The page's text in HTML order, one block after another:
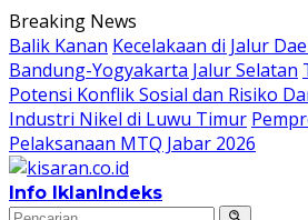
Langsung
ke
konten
Breaking News
Balik Kanan Kecelakaan di Jalur
Bandung-Yogyakarta Jalur Selatan
Potensi Konflik Sosial dan Risiko
Industri Nikel di Luwu Timur
Pelaksanaan MTQ Jabar 2026
Info IklanIndeks